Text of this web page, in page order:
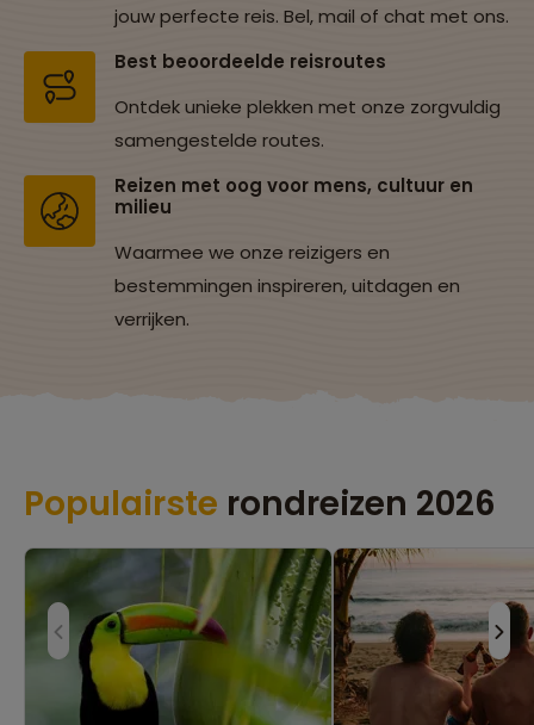
jouw perfecte reis. Bel, mail of chat met ons.
Best beoordeelde reisroutes
Ontdek unieke plekken met onze zorgvuldig
samengestelde routes.
Reizen met oog voor mens, cultuur en
milieu
Waarmee we onze reizigers en
bestemmingen inspireren, uitdagen en
verrijken.
Populairste rondreizen 2026